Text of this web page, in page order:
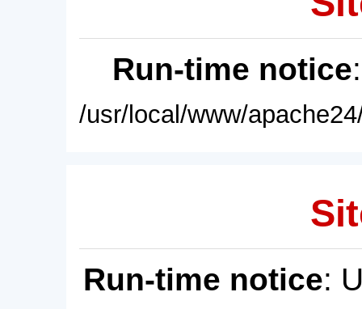
Run-time notice
/usr/local/www/
Run-time notice: